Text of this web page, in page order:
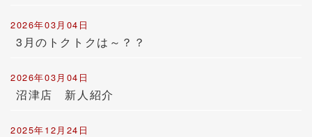
2026年03月04日
3月のトクトクは～？？
2026年03月04日
沼津店 新人紹介
2025年12月24日